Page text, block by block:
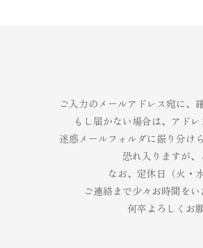
ご入力のメールアドレス宛に、
もし届かない場合は、アド
迷惑メールフォルダに振り分け
恐れ入りますが、
なお、定休日（火・
ご連絡まで少々お時間を
何卒よろしくお